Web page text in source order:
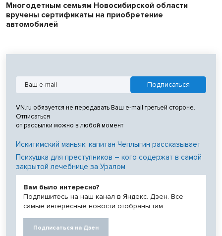
Многодетным семьям Новосибирской области
вручены сертификаты на приобретение
автомобилей
VN.ru обязуется не передавать Ваш e-mail третьей стороне.
Отписаться
от рассылки можно в любой момент
Искитимский маньяк: капитан Чеплыгин рассказывает
Психушка для преступников – кого содержат в самой
закрытой лечебнице за Уралом
Вам было интересно?
Подпишитесь на наш канал в Яндекс. Дзен. Все
самые интересные новости отобраны там.
Подписаться на Дзен